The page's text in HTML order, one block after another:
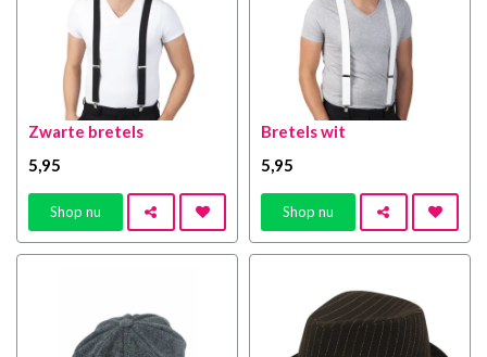
Zwarte bretels
5,95
Shop nu
Bretels wit
5,95
Shop nu